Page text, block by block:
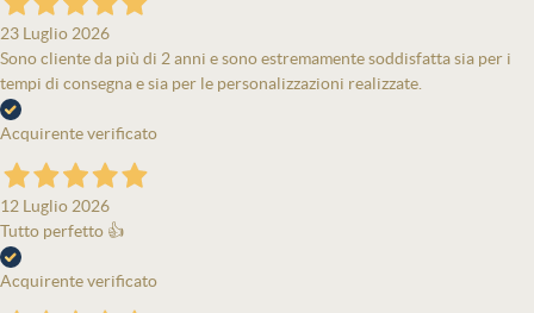
23 Luglio 2026
Sono cliente da più di 2 anni e sono estremamente soddisfatta sia per i
tempi di consegna e sia per le personalizzazioni realizzate.
Acquirente verificato
12 Luglio 2026
Tutto perfetto 👍
Acquirente verificato